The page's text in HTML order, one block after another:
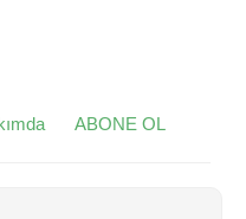
ABONE OL